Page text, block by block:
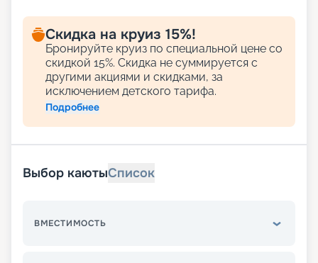
Скидка на круиз 15%!
Бронируйте круиз по специальной цене со
скидкой 15%. Скидка не суммируется с
другими акциями и скидками, за
исключением детского тарифа.
Подробнее
Выбор каютыСписок
ВМЕСТИМОСТЬ